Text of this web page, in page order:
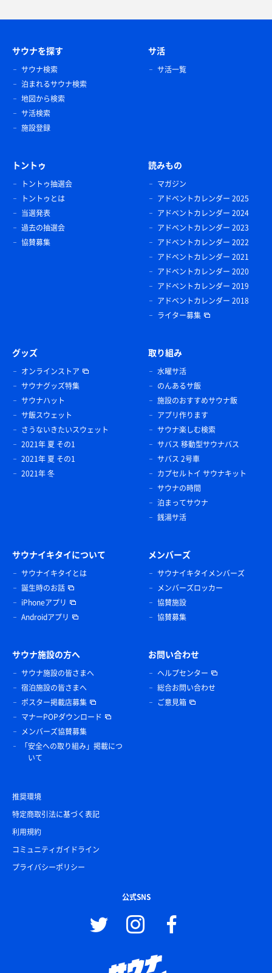
サウナを探す
サウナ検索
泊まれるサウナ検索
地図から検索
サ活検索
施設登録
サ活
サ活一覧
トントゥ
トントゥ抽選会
トントゥとは
当選発表
過去の抽選会
協賛募集
読みもの
マガジン
アドベントカレンダー 2025
アドベントカレンダー 2024
アドベントカレンダー 2023
アドベントカレンダー 2022
アドベントカレンダー 2021
アドベントカレンダー 2020
アドベントカレンダー 2019
アドベントカレンダー 2018
ライター募集
グッズ
オンラインストア
サウナグッズ特集
サウナハット
サ飯スウェット
さうないきたいスウェット
2021年 夏 その1
2021年 夏 その1
2021年 冬
取り組み
水曜サ活
のんあるサ飯
施設のおすすめサウナ飯
アプリ作ります
サウナ楽しむ検索
サバス 移動型サウナバス
サバス 2号車
カプセルトイ サウナキット
サウナの時間
泊まってサウナ
銭湯サ活
サウナイキタイについて
サウナイキタイとは
誕生時のお話
iPhoneアプリ
Androidアプリ
メンバーズ
サウナイキタイメンバーズ
メンバーズロッカー
協賛施設
協賛募集
サウナ施設の方へ
サウナ施設の皆さまへ
宿泊施設の皆さまへ
ポスター掲載店募集
マナーPOPダウンロード
メンバーズ協賛募集
「安全への取り組み」掲載につ
いて
お問い合わせ
ヘルプセンター
総合お問い合わせ
ご意見箱
推奨環境
特定商取引法に基づく表記
利用規約
コミュニティガイドライン
プライバシーポリシー
公式SNS